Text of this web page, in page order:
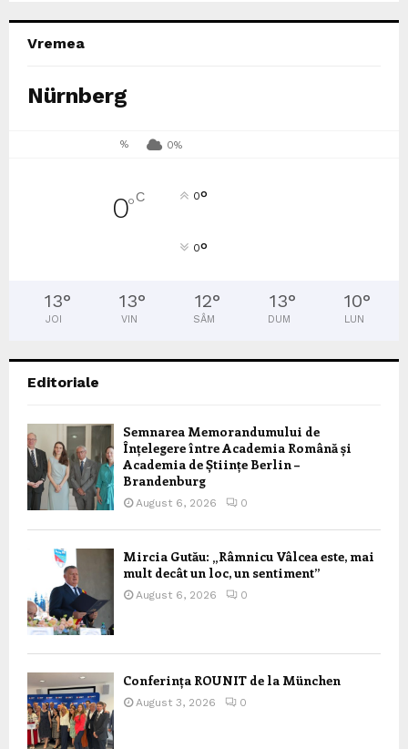
Vremea
Nürnberg
% 0%
0°C 0°
0°
13°
JOI
13°
VIN
12°
SÂM
13°
DUM
10°
LUN
Editoriale
Semnarea Memorandumului de
Înțelegere între Academia Română și
Academia de Științe Berlin –
Brandenburg
August 6, 2026 0
Mircia Gutău: „Râmnicu Vâlcea este, mai
mult decât un loc, un sentiment”
August 6, 2026 0
Conferința ROUNIT de la München
August 3, 2026 0